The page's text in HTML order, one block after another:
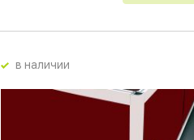
в наличии